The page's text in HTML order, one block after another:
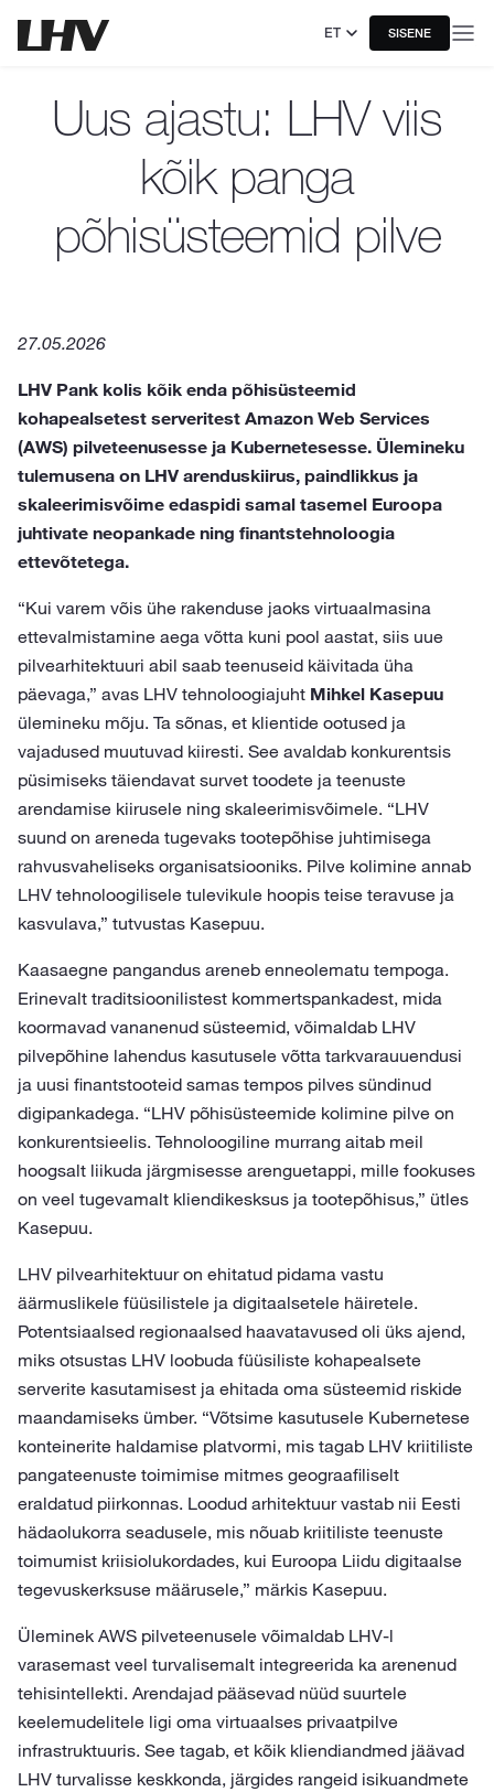
ET SISENE
Uus ajastu: LHV viis
kõik panga
põhisüsteemid pilve
27.05.2026
LHV Pank kolis kõik enda põhisüsteemid
kohapealsetest serveritest Amazon Web Services
(AWS) pilveteenusesse ja Kubernetesesse. Ülemineku
tulemusena on LHV arenduskiirus, paindlikkus ja
skaleerimisvõime edaspidi samal tasemel Euroopa
juhtivate neopankade ning finantstehnoloogia
ettevõtetega.
“Kui varem võis ühe rakenduse jaoks virtuaalmasina
ettevalmistamine aega võtta kuni pool aastat, siis uue
pilvearhitektuuri abil saab teenuseid käivitada üha
päevaga,” avas LHV tehnoloogiajuht Mihkel Kasepuu
ülemineku mõju. Ta sõnas, et klientide ootused ja
vajadused muutuvad kiiresti. See avaldab konkurentsis
püsimiseks täiendavat survet toodete ja teenuste
arendamise kiirusele ning skaleerimisvõimele. “LHV
suund on areneda tugevaks tootepõhise juhtimisega
rahvusvaheliseks organisatsiooniks. Pilve kolimine annab
LHV tehnoloogilisele tulevikule hoopis teise teravuse ja
kasvulava,” tutvustas Kasepuu.
Kaasaegne pangandus areneb enneolematu tempoga.
Erinevalt traditsioonilistest kommertspankadest, mida
koormavad vananenud süsteemid, võimaldab LHV
pilvepõhine lahendus kasutusele võtta tarkvarauuendusi
ja uusi finantstooteid samas tempos pilves sündinud
digipankadega. “LHV põhisüsteemide kolimine pilve on
konkurentsieelis. Tehnoloogiline murrang aitab meil
hoogsalt liikuda järgmisesse arenguetappi, mille fookuses
on veel tugevamalt kliendikesksus ja tootepõhisus,” ütles
Kasepuu.
LHV pilvearhitektuur on ehitatud pidama vastu
äärmuslikele füüsilistele ja digitaalsetele häiretele.
Potentsiaalsed regionaalsed haavatavused oli üks ajend,
miks otsustas LHV loobuda füüsiliste kohapealsete
serverite kasutamisest ja ehitada oma süsteemid riskide
maandamiseks ümber. “Võtsime kasutusele Kubernetese
konteinerite haldamise platvormi, mis tagab LHV kriitiliste
pangateenuste toimimise mitmes geograafiliselt
eraldatud piirkonnas. Loodud arhitektuur vastab nii Eesti
hädaolukorra seadusele, mis nõuab kriitiliste teenuste
toimumist kriisiolukordades, kui Euroopa Liidu digitaalse
tegevuskerksuse määrusele,” märkis Kasepuu.
Üleminek AWS pilveteenusele võimaldab LHV-l
varasemast veel turvalisemalt integreerida ka arenenud
tehisintellekti. Arendajad pääsevad nüüd suurtele
keelemudelitele ligi oma virtuaalses privaatpilve
infrastruktuuris. See tagab, et kõik kliendiandmed jäävad
LHV turvalisse keskkonda, järgides rangeid isikuandmete